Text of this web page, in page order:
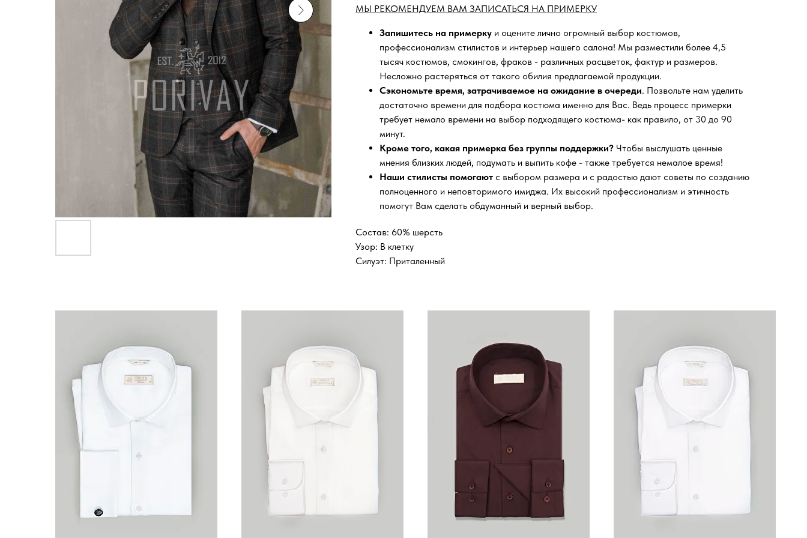
МЫ РЕКОМЕНДУЕМ ВАМ ЗАПИСАТЬСЯ НА ПРИМЕРКУ
Запишитесь на примерку и оцените лично огромный выбор костюмов,
профессионализм стилистов и интерьер нашего салона! Мы разместили более 4,5
тысяч костюмов, смокингов, фраков - различных расцветок, фактур и размеров.
Несложно растеряться от такого обилия предлагаемой продукции.
Сэкономьте время, затрачиваемое на ожидание в очереди. Позвольте нам уделить
достаточно времени для подбора костюма именно для Вас. Ведь процесс примерки
требует немало времени на выбор подходящего костюма- как правило, от 30 до 90
минут.
Кроме того, какая примерка без группы поддержки? Чтобы выслушать ценные
мнения близких людей, подумать и выпить кофе - также требуется немалое время!
Наши стилисты помогают с выбором размера и с радостью дают советы по созданию
полноценного и неповторимого имиджа. Их высокий профессионализм и этичность
помогут Вам сделать обдуманный и верный выбор.
Состав: 60% шерсть
Узор: В клетку
Силуэт: Приталенный